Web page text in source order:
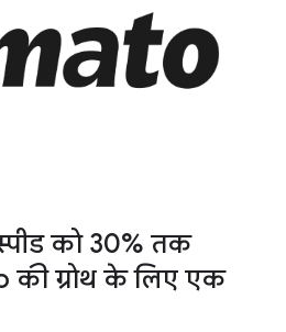
को 30% तक
की ग्रोथ के लिए एक